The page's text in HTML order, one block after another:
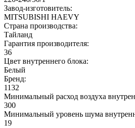
Завод-изготовитель:
MITSUBISHI HAEVY
Страна производства:
Тайланд
Гарантия производителя:
36
Цвет внутреннего блока:
Белый
Бренд:
1132
Минимальный расход воздуха
300
Минимальный уровень шума
19